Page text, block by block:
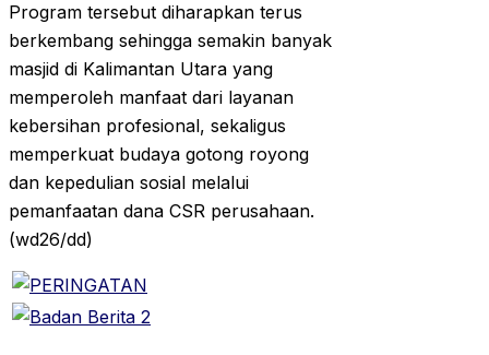
Program tersebut diharapkan terus
berkembang sehingga semakin banyak
masjid di Kalimantan Utara yang
memperoleh manfaat dari layanan
kebersihan profesional, sekaligus
memperkuat budaya gotong royong
dan kepedulian sosial melalui
pemanfaatan dana CSR perusahaan.
(wd26/dd)